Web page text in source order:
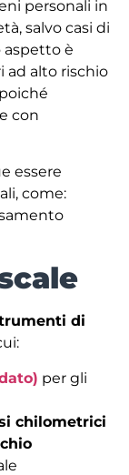
personali in
salvo casi di
è
alto rischio
con
essere
come:
di
per gli
chilometrici